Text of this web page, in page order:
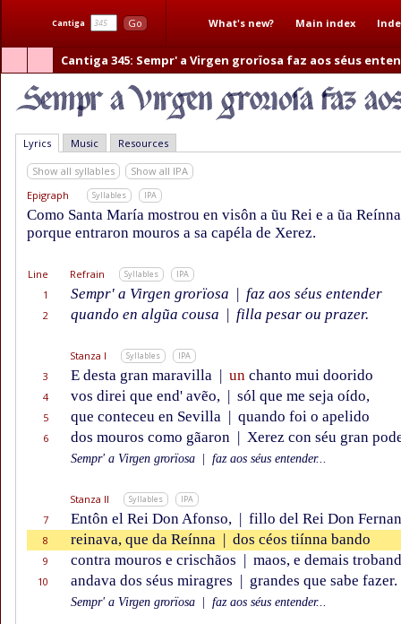
Cantiga Go What's new? Main index
Cantiga 345: Sempr' a Virgen grorïosa faz aos séus
Lyrics Music Resources
Show all syllables
Show all IPA
Epigraph
Syllables IPA
Como Santa María mostrou en visôn a ũu Rei e a ũa
porque entraron mouros a sa capéla de Xerez.
Line Refrain Syllables IPA
1 Sempr' a Virgen grorïosa | faz aos séus entender
2 quando en algũa cousa | filla pesar ou prazer.
Stanza I Syllables IPA
3 E desta gran maravilla | un chanto mui doorido
4 vos direi que end' avẽo, | sól que me seja oído,
5 que conteceu en Sevilla | quando foi o apelido
6 dos mouros como gãaron | Xerez con séu gran
Sempr' a Virgen grorïosa faz aos séus entender...
Stanza II Syllables IPA
7 Entôn el Rei Don Afonso, | fillo del Rei Don
8 reinava, que da Reínna | dos céos tiínna bando
9 contra mouros e crischãos | maos, e demais
10 andava dos séus miragres | grandes que sabe fazer.
Sempr' a Virgen grorïosa faz aos séus entender...